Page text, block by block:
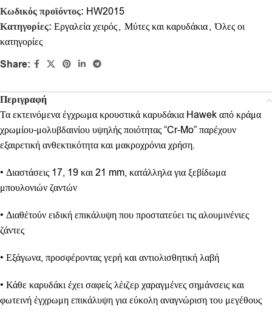
Κωδικός προϊόντος: HW2015
Κατηγορίες: Εργαλεία χειρός, Μύτες και καρυδάκια, Όλες οι
κατηγορίες
Share:
Περιγραφή
Τα εκτεινόμενα έγχρωμα κρουστικά καρυδάκια Hawek από κράμα
χρωμίου-μολυβδαινίου υψηλής ποιότητας “Cr-Mo” παρέχουν
εξαιρετική ανθεκτικότητα και μακροχρόνια χρήση.
• Διαστάσεις 17, 19 και 21 mm, κατάλληλα για ξεβίδωμα
μπουλονιών ζαντών
• Διαθέτούν ειδική επικάλυψη που προστατεύει τις αλουμινένιες
ζάντες
• Εξάγωνα, προσφέροντας γερή και αντιολισθητική λαβή
• Κάθε καρυδάκι έχει σαφείς λέιζερ χαραγμένες σημάνσεις και
φωτεινή έγχρωμη επικάλυψη για εύκολη αναγνώριση του μεγέθους